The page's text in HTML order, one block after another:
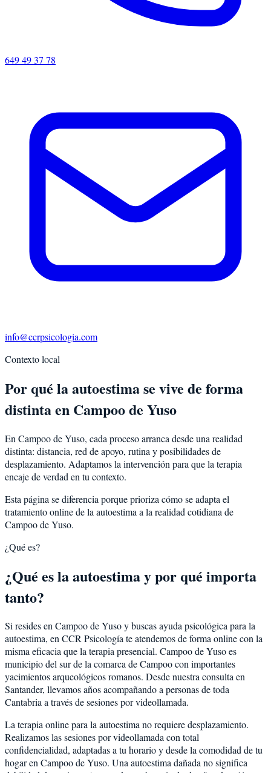
649 49 37 78
info@ccrpsicologia.com
Contexto local
Por qué la autoestima se vive de forma
distinta en Campoo de Yuso
En Campoo de Yuso, cada proceso arranca desde una realidad
distinta: distancia, red de apoyo, rutina y posibilidades de
desplazamiento. Adaptamos la intervención para que la terapia
encaje de verdad en tu contexto.
Esta página se diferencia porque prioriza cómo se adapta el
tratamiento online de la autoestima a la realidad cotidiana de
Campoo de Yuso.
¿Qué es?
¿Qué es la autoestima y por qué importa
tanto?
Si resides en Campoo de Yuso y buscas ayuda psicológica para la
autoestima, en CCR Psicología te atendemos de forma online con la
misma eficacia que la terapia presencial. Campoo de Yuso es
municipio del sur de la comarca de Campoo con importantes
yacimientos arqueológicos romanos. Desde nuestra consulta en
Santander, llevamos años acompañando a personas de toda
Cantabria a través de sesiones por videollamada.
La terapia online para la autoestima no requiere desplazamiento.
Realizamos las sesiones por videollamada con total
confidencialidad, adaptadas a tu horario y desde la comodidad de tu
hogar en Campoo de Yuso. Una autoestima dañada no significa